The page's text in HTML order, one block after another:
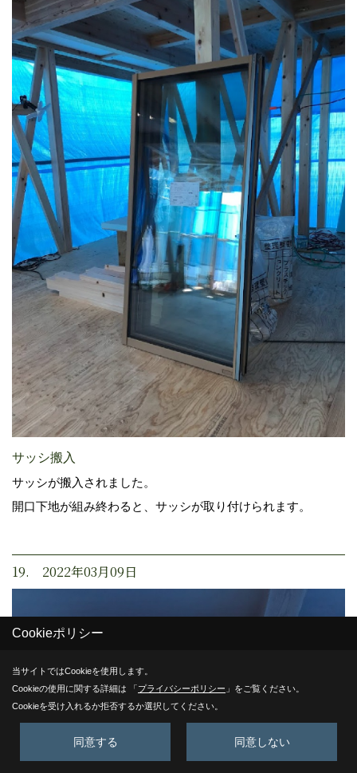
サッシ搬入
サッシが搬入されました。
開口下地が組み終わると、サッシが取り付けられます。
19. 2022年03月09日
Cookieポリシー
当サイトではCookieを使用します。
Cookieの使用に関する詳細は 「プライバシーポリシー 」をご覧ください。
Cookieを受け入れるか拒否するか選択してください。
同意する 同意しない